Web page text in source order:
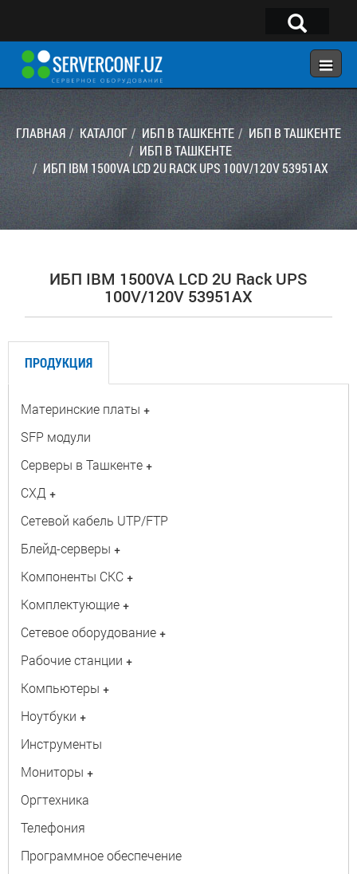
×
ГЛАВНАЯ
КОНФИГУРАТОР
КАТАЛОГ
УСЛУГИ
КОНТАКТЫ
Telegram:@serverconf_uz
Тел: (90) 932-18-00
ГЛАВНАЯ КАТАЛОГ ИБП В ТАШКЕНТЕ
ИБП В ТАШКЕНТЕ
ИБП В ТАШКЕНТЕ
ИБП IBM 1500VA LCD 2U RACK UPS 100V/120V 53951AX
ИБП IBM 1500VA LCD 2U Rack UPS
100V/120V 53951AX
ПРОДУКЦИЯ
Материнские платы +
SFP модули
Серверы в Ташкенте +
СХД +
Сетевой кабель UTP/FTP
Блейд-серверы +
Компоненты СКС +
Комплектующие +
Сетевое оборудование +
Рабочие станции +
Компьютеры +
Ноутбуки +
Инструменты
Мониторы +
Оргтехника
Телефония
Программное обеспечение